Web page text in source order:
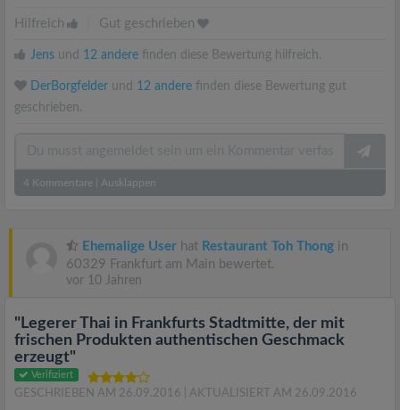
Hilfreich Gut geschrieben
Jens und 12 andere finden diese Bewertung hilfreich.
DerBorgfelder und 12 andere finden diese Bewertung gut
geschrieben.
4 Kommentare Ausklappen
Ehemalige User hat Restaurant Toh Thong in
60329 Frankfurt am Main bewertet.
vor 10 Jahren
"Legerer Thai in Frankfurts Stadtmitte, der mit
frischen Produkten authentischen Geschmack
erzeugt"
Verifiziert
GESCHRIEBEN AM 26.09.2016 | AKTUALISIERT AM 26.09.2016